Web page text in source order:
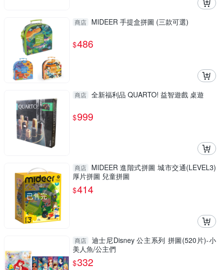
商店 MIDEER 手提盒拼圖 (三款可選)
$486
商店 全新福利品 QUARTO! 益智遊戲 桌遊
$999
已售完
商店
MIDEER 進階式拼圖 城市交通(LEVEL3)
厚片拼圖 兒童拼圖
$414
商店
迪士尼Disney 公主系列 拼圖(520片)-小
美人魚/公主們
$332